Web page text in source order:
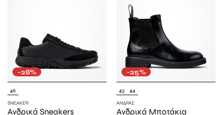
-28%
46
SNEAKER
Ανδρικά Sneakers
-25%
43 44
ΆΝΔΡΑΣ
Ανδρικά Μποτάκια